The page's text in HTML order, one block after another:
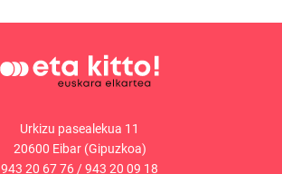
Urkizu pasealekua 11
20600 Eibar (Gipuzkoa)
943 20 67 76/943 20 09 18